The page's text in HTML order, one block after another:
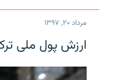
مرداد ۲۰, ۱۳۹۷
ارزش پول ملی ترکیه در